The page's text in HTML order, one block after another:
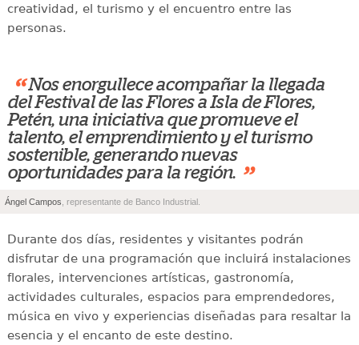
creatividad, el turismo y el encuentro entre las
personas.
“ Nos enorgullece acompañar la llegada
del Festival de las Flores a Isla de Flores,
Petén, una iniciativa que promueve el
talento, el emprendimiento y el turismo
sostenible, generando nuevas
oportunidades para la región. ”
Ángel Campos , representante de Banco Industrial.
Durante dos días, residentes y visitantes podrán
disfrutar de una programación que incluirá instalaciones
florales, intervenciones artísticas, gastronomía,
actividades culturales, espacios para emprendedores,
música en vivo y experiencias diseñadas para resaltar la
esencia y el encanto de este destino.